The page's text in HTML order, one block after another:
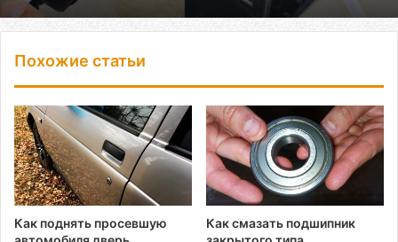
Похожие статьи
Как поднять просевшую
Как смазать подшипник